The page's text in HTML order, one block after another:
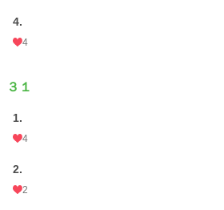
4.
4
３１
1.
4
2.
2